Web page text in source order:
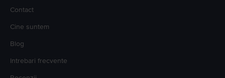
Contact
Cine suntem
Blog
Intrebari frecvente